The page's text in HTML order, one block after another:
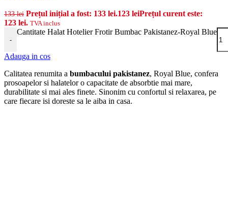
133lei Prețul inițial a fost: 133 lei.123 leiPrețul curent este:
123 lei. TVA inclus
-
Cantitate Halat Hotelier Frotir Bumbac Pakistanez-Royal Blue
Adauga in cos
Calitatea renumita a bumbacului pakistanez, Royal Blue, confera
prosoapelor si halatelor o capacitate de absorbtie mai mare,
durabilitate si mai ales finete. Sinonim cu confortul si relaxarea, pe
care fiecare isi doreste sa le aiba in casa.